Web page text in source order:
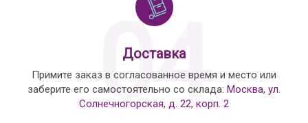
04
Доставка
Примите заказ в согласованное время и место или
заберите его самостоятельно со склада: Москва, ул.
Солнечногорская, д. 22, корп. 2